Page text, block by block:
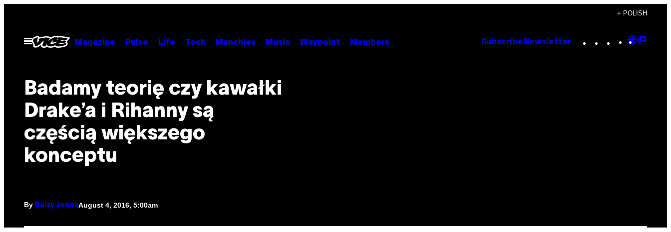
content
+ POLISH
Open
Menu
Magazine Pulse Life Tech Munchies Music Waypoint Members Subscribe Newsletter Instagram
TikTok
YouTube
Google
Badamy teorię czy kawałki
Drake’a i Rihanny są
częścią większego
konceptu
By Daisy JonesAugust 4, 2016, 5:00am